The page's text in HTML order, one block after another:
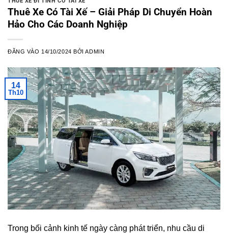
Thuê Xe Có Tài Xế – Giải Pháp Di Chuyển Hoàn
Hảo Cho Các Doanh Nghiệp
ĐĂNG VÀO 14/10/2024 BỞIADMIN
14
Th10
Trong bối cảnh kinh tế ngày càng phát triển, nhu cầu di